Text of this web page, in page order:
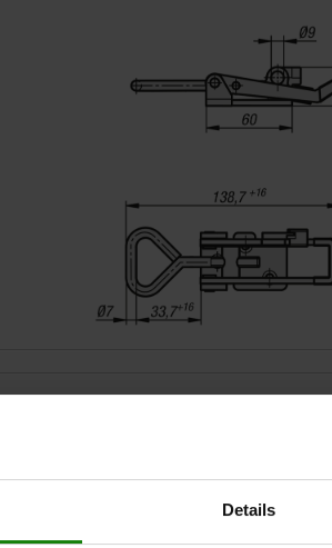
Details
avec œillet de verrou